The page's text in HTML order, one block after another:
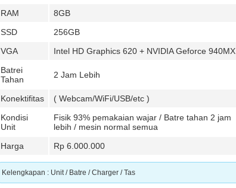
RAM
8GB
SSD
256GB
VGA
Intel HD Graphics 620 + NVIDIA Geforce 940MX
Batrei
Tahan
2 Jam Lebih
Konektifitas
( Webcam/WiFi/USB/etc )
Kondisi
Unit
Fisik 93% pemakaian wajar / Batre tahan 2 jam
lebih / mesin normal semua
Harga
Rp 6.000.000
Kelengkapan : Unit / Batre / Charger / Tas